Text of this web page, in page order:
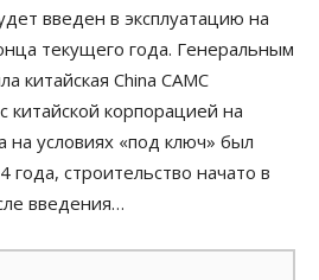
введен в эксплуатацию на
текущего года. Генеральным
китайская China CAMC
китайской корпорацией на
на условиях «под ключ» был
года, строительство начато в
введения…